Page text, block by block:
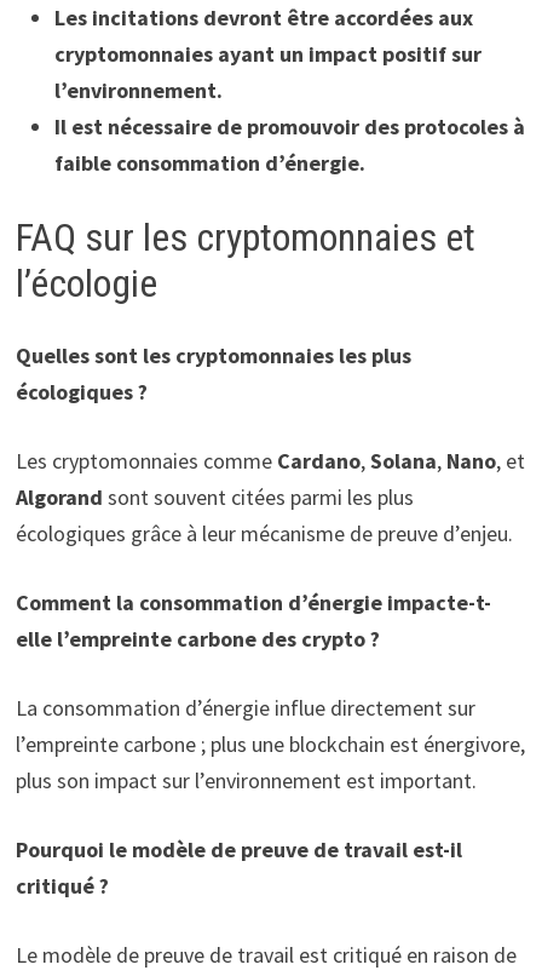
Les incitations devront être accordées aux
cryptomonnaies ayant un impact positif sur
l’environnement.
Il est nécessaire de promouvoir des protocoles à
faible consommation d’énergie.
FAQ sur les cryptomonnaies et
l’écologie
Quelles sont les cryptomonnaies les plus
écologiques ?
Les cryptomonnaies comme Cardano,Solana, Nano, et
Algorand sont souvent citées parmi les plus
écologiques grâce à leur mécanisme de preuve d’enjeu.
Comment la consommation d’énergie impacte-t-
elle l’empreinte carbone des crypto ?
La consommation d’énergie influe directement sur
l’empreinte carbone ; plus une blockchain est énergivore,
plus son impact sur l’environnement est important.
Pourquoi le modèle de preuve de travail est-il
critiqué ?
Le modèle de preuve de travail est critiqué en raison de